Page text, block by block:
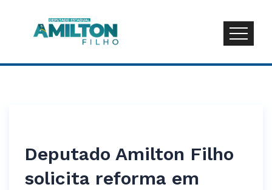
Deputado Amilton Filho
solicita reforma em